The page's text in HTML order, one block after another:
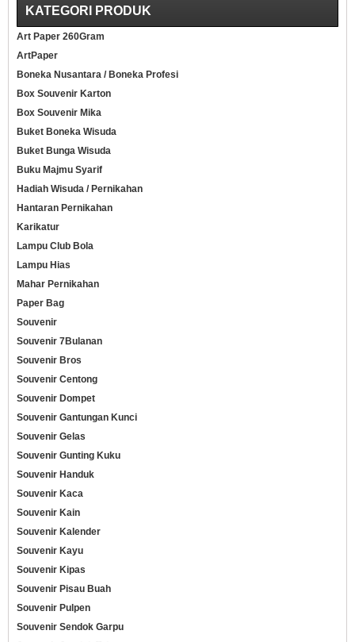
KATEGORI PRODUK
Art Paper 260Gram
ArtPaper
Boneka Nusantara / Boneka Profesi
Box Souvenir Karton
Box Souvenir Mika
Buket Boneka Wisuda
Buket Bunga Wisuda
Buku Majmu Syarif
Hadiah Wisuda / Pernikahan
Hantaran Pernikahan
Karikatur
Lampu Club Bola
Lampu Hias
Mahar Pernikahan
Paper Bag
Souvenir
Souvenir 7Bulanan
Souvenir Bros
Souvenir Centong
Souvenir Dompet
Souvenir Gantungan Kunci
Souvenir Gelas
Souvenir Gunting Kuku
Souvenir Handuk
Souvenir Kaca
Souvenir Kain
Souvenir Kalender
Souvenir Kayu
Souvenir Kipas
Souvenir Pisau Buah
Souvenir Pulpen
Souvenir Sendok Garpu